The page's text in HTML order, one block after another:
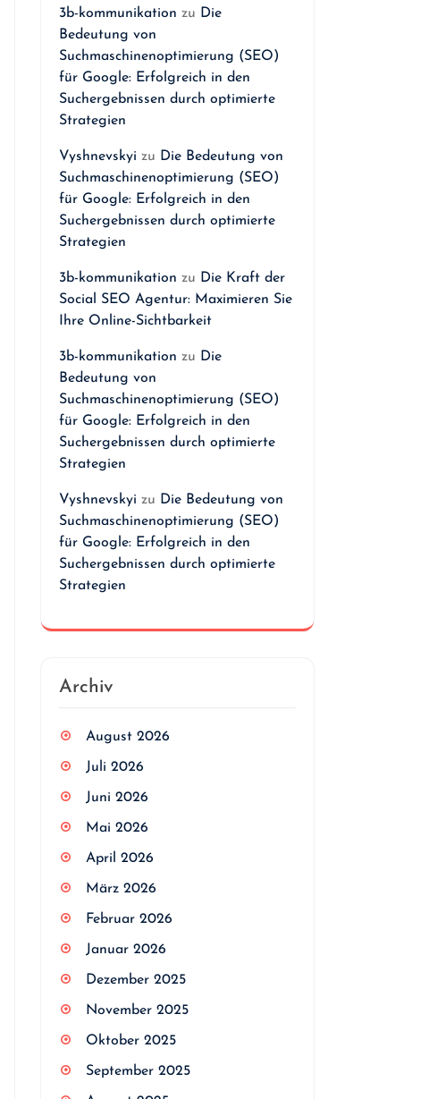
3b-kommunikation zu Die
Bedeutung von
Suchmaschinenoptimierung (SEO)
für Google: Erfolgreich in den
Suchergebnissen durch optimierte
Strategien
Vyshnevskyi zu Die Bedeutung von
Suchmaschinenoptimierung (SEO)
für Google: Erfolgreich in den
Suchergebnissen durch optimierte
Strategien
3b-kommunikation zu Die Kraft der
Social SEO Agentur: Maximieren Sie
Ihre Online-Sichtbarkeit
3b-kommunikation zu Die
Bedeutung von
Suchmaschinenoptimierung (SEO)
für Google: Erfolgreich in den
Suchergebnissen durch optimierte
Strategien
Vyshnevskyi zu Die Bedeutung von
Suchmaschinenoptimierung (SEO)
für Google: Erfolgreich in den
Suchergebnissen durch optimierte
Strategien
Archiv
August 2026
Juli 2026
Juni 2026
Mai 2026
April 2026
März 2026
Februar 2026
Januar 2026
Dezember 2025
November 2025
Oktober 2025
September 2025